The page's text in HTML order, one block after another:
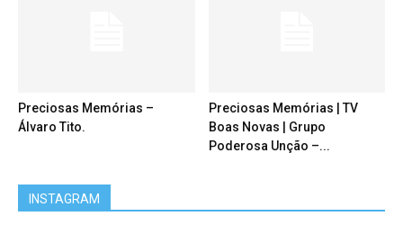
Preciosas Memórias –
Álvaro Tito.
Preciosas Memórias | TV
Boas Novas | Grupo
Poderosa Unção –...
INSTAGRAM